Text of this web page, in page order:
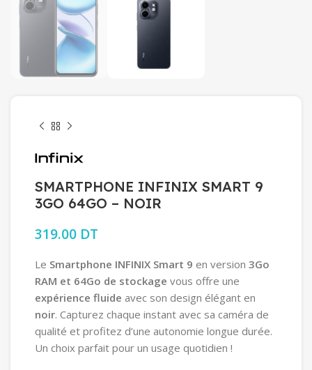
SMARTPHONE INFINIX SMART 9
3GO 64GO – NOIR
319.00 DT
Le Smartphone INFINIX Smart 9 en version 3Go
RAM et 64Go de stockage vous offre une
expérience fluide avec son design élégant en
noir. Capturez chaque instant avec sa caméra de
qualité et profitez d’une autonomie longue durée.
Un choix parfait pour un usage quotidien !